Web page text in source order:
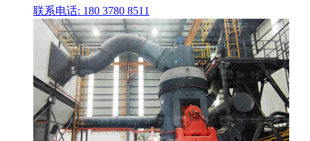
联系电话: 180 3780 8511